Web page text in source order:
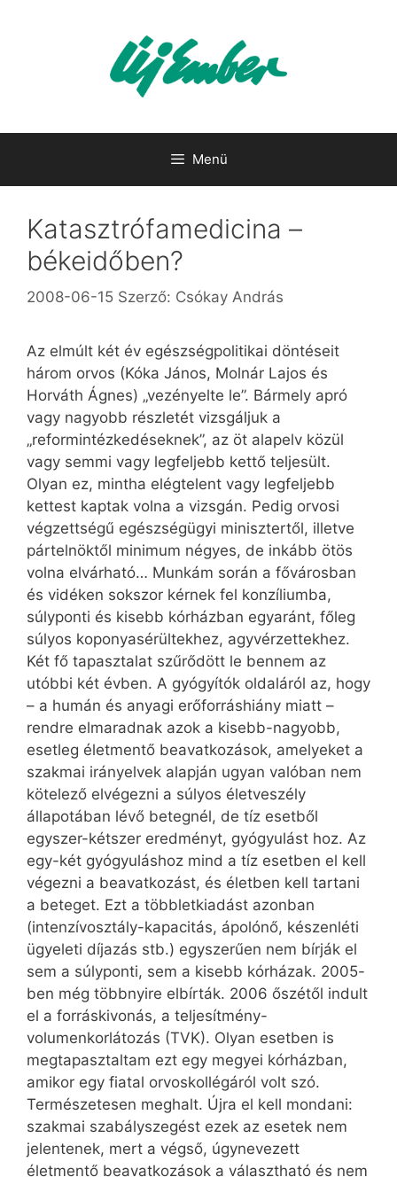
Menü
Katasztrófamedicina –
békeidőben?
2008-06-15 Szerző: Csókay András
Az elmúlt két év egészségpolitikai döntéseit
három orvos (Kóka János, Molnár Lajos és
Horváth Ágnes) „vezényelte le”. Bármely apró
vagy nagyobb részletét vizsgáljuk a
„reformintézkedéseknek”, az öt alapelv közül
vagy semmi vagy legfeljebb kettő teljesült.
Olyan ez, mintha elégtelent vagy legfeljebb
kettest kaptak volna a vizsgán. Pedig orvosi
végzettségű egészségügyi minisztertől, illetve
pártelnöktől minimum négyes, de inkább ötös
volna elvárható… Munkám során a fővárosban
és vidéken sokszor kérnek fel konzíliumba,
súlyponti és kisebb kórházban egyaránt, főleg
súlyos koponyasérültekhez, agyvérzettekhez.
Két fő tapasztalat szűrődött le bennem az
utóbbi két évben. A gyógyítók oldaláról az, hogy
– a humán és anyagi erőforráshiány miatt –
rendre elmaradnak azok a kisebb-nagyobb,
esetleg életmentő beavatkozások, amelyeket a
szakmai irányelvek alapján ugyan valóban nem
kötelező elvégezni a súlyos életveszély
állapotában lévő betegnél, de tíz esetből
egyszer-kétszer eredményt, gyógyulást hoz. Az
egy-két gyógyuláshoz mind a tíz esetben el kell
végezni a beavatkozást, és életben kell tartani
a beteget. Ezt a többletkiadást azonban
(intenzívosztály-kapacitás, ápolónő, készenléti
ügyeleti díjazás stb.) egyszerűen nem bírják el
sem a súlyponti, sem a kisebb kórházak. 2005-
ben még többnyire elbírták. 2006 őszétől indult
el a forráskivonás, a teljesítmény-
volumenkorlátozás (TVK). Olyan esetben is
megtapasztaltam ezt egy megyei kórházban,
amikor egy fiatal orvoskollégáról volt szó.
Természetesen meghalt. Újra el kell mondani:
szakmai szabályszegést ezek az esetek nem
jelentenek, mert a végső, úgynevezett
életmentő beavatkozások a választható és nem